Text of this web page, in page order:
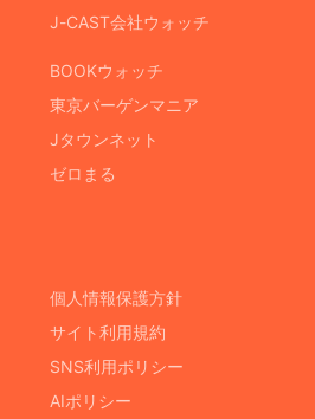
J-CAST会社ウォッチ
BOOKウォッチ
東京バーゲンマニア
Jタウンネット
ゼロまる
個人情報保護方針
サイト利用規約
SNS利用ポリシー
AIポリシー